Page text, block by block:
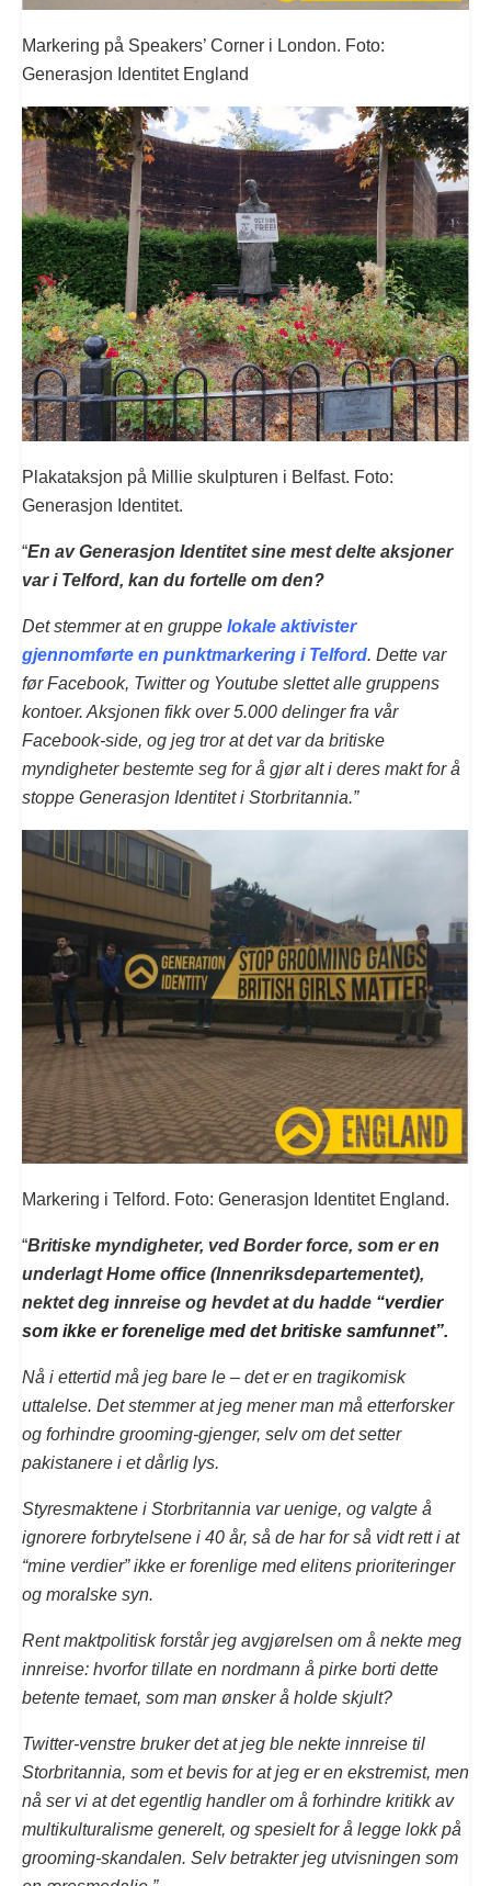
Markering på Speakers’ Corner i London. Foto:
Generasjon Identitet England
Plakataksjon på Millie skulpturen i Belfast. Foto:
Generasjon Identitet.
“En av Generasjon Identitet sine mest delte aksjoner
var i Telford, kan du fortelle om den?
Det stemmer at en gruppe lokale aktivister
gjennomførte en punktmarkering i Telford. Dette var
før Facebook, Twitter og Youtube slettet alle gruppens
kontoer. Aksjonen fikk over 5.000 delinger fra vår
Facebook-side, og jeg tror at det var da britiske
myndigheter bestemte seg for å gjør alt i deres makt for å
stoppe Generasjon Identitet i Storbritannia.”
Markering i Telford. Foto: Generasjon Identitet England.
“Britiske myndigheter, ved Border force, som er en
underlagt Home office (Innenriksdepartementet),
nektet deg innreise og hevdet at du hadde “verdier
som ikke er forenelige med det britiske samfunnet”.
Nå i ettertid må jeg bare le – det er en tragikomisk
uttalelse. Det stemmer at jeg mener man må etterforsker
og forhindre grooming-gjenger, selv om det setter
pakistanere i et dårlig lys.
Styresmaktene i Storbritannia var uenige, og valgte å
ignorere forbrytelsene i 40 år, så de har for så vidt rett i at
“mine verdier” ikke er forenlige med elitens prioriteringer
og moralske syn.
Rent maktpolitisk forstår jeg avgjørelsen om å nekte meg
innreise: hvorfor tillate en nordmann å pirke borti dette
betente temaet, som man ønsker å holde skjult?
Twitter-venstre bruker det at jeg ble nekte innreise til
Storbritannia, som et bevis for at jeg er en ekstremist, men
nå ser vi at det egentlig handler om å forhindre kritikk av
multikulturalisme generelt, og spesielt for å legge lokk på
grooming-skandalen. Selv betrakter jeg utvisningen som